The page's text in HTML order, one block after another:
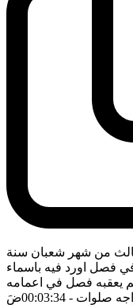
من شهر شعبان سنة
في فصل اورد فيه باسماء
يعقبه فصل في اعمامه
صلوات - 00:03:34 ضَ